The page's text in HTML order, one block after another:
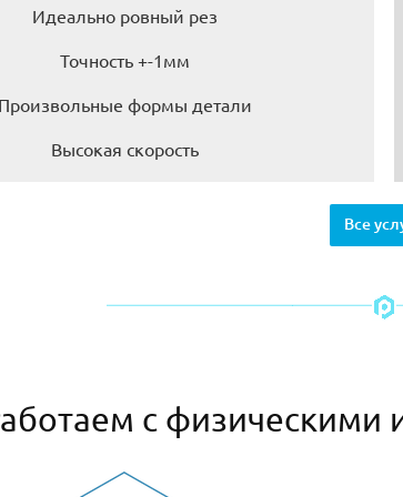
Идеально ровный рез
Точность +-1мм
формы детали
Высокая скорость
Все
с